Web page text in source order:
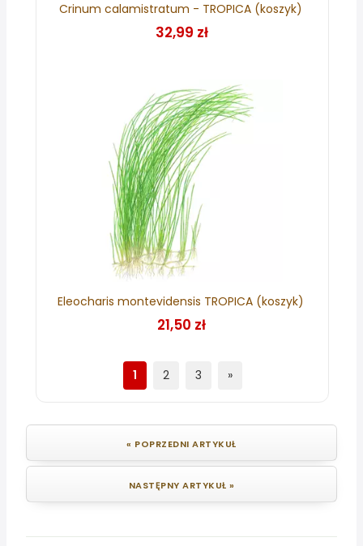
Crinum calamistratum - TROPICA (koszyk)
32,99 zł
Eleocharis montevidensis TROPICA (koszyk)
21,50 zł
1 2 3 »
« POPRZEDNI ARTYKUŁ
NASTĘPNY ARTYKUŁ »